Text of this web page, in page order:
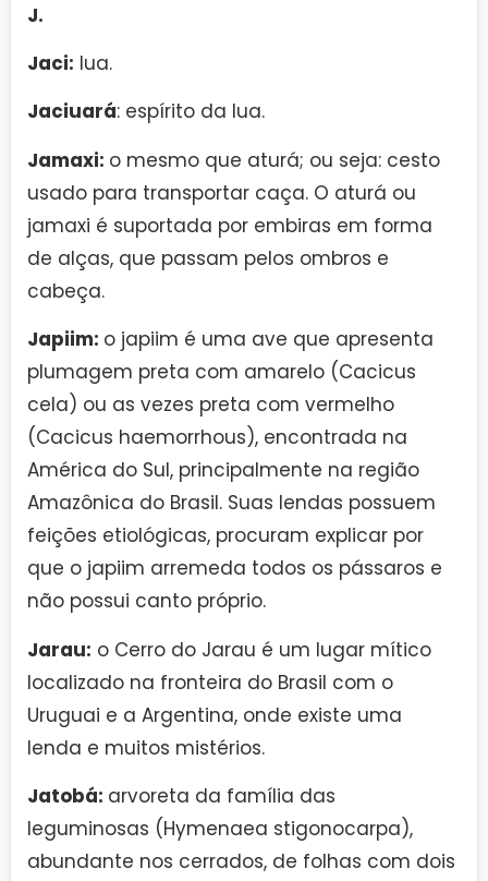
J.
Jaci: lua.
Jaciuará: espírito da lua.
Jamaxi: o mesmo que aturá; ou seja: cesto
usado para transportar caça. O aturá ou
jamaxi é suportada por embiras em forma
de alças, que passam pelos ombros e
cabeça.
Japiim: o japiim é uma ave que apresenta
plumagem preta com amarelo (Cacicus
cela) ou as vezes preta com vermelho
(Cacicus haemorrhous), encontrada na
América do Sul, principalmente na região
Amazônica do Brasil. Suas lendas possuem
feições etiológicas, procuram explicar por
que o japiim arremeda todos os pássaros e
não possui canto próprio.
Jarau: o Cerro do Jarau é um lugar mítico
localizado na fronteira do Brasil com o
Uruguai e a Argentina, onde existe uma
lenda e muitos mistérios.
Jatobá: arvoreta da família das
leguminosas (Hymenaea stigonocarpa),
abundante nos cerrados, de folhas com dois